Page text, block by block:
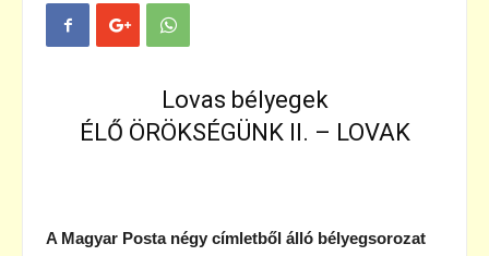
Lovas bélyegek
ÉLŐ ÖRÖKSÉGÜNK II. – LOVAK
A Magyar Posta négy címletből álló bélyegsorozat